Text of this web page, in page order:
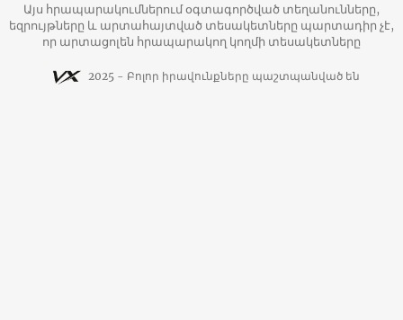
Այս հրապարակումներում օգտագործված տեղանունները,
եզրույթները և արտահայտված տեսակետները պարտադիր չէ,
որ արտացոլեն հրապարակող կողմի տեսակետները
2025 - Բոլոր իրավունքները պաշտպանված են